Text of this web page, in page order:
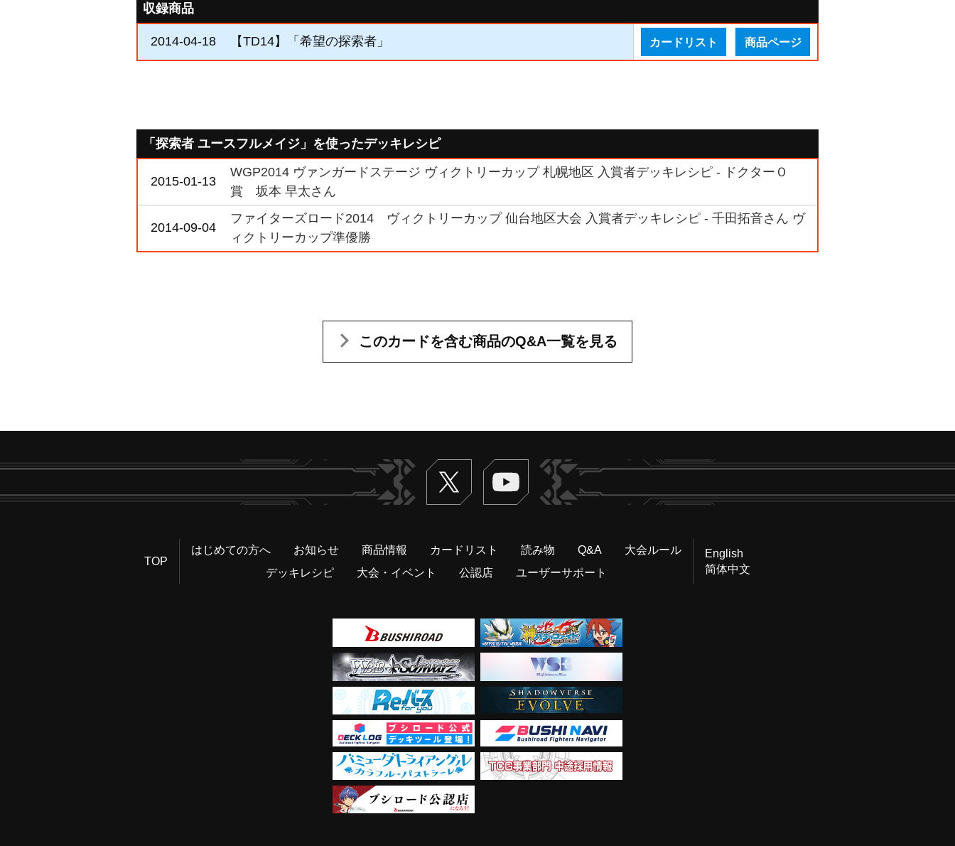
収録商品
2014-04-18 【TD14】「希望の探索者」 カードリスト 商品ページ
「探索者 ユースフルメイジ」を使ったデッキレシピ
2015-01-13
WGP2014 ヴァンガードステージ ヴィクトリーカップ 札幌地区 入賞者デッキレシピ - ドクターＯ
賞 坂本 早太さん
2014-09-04
ファイターズロード2014 ヴィクトリーカップ 仙台地区大会 入賞者デッキレシピ - 千田拓音さん ヴ
ィクトリーカップ準優勝
このカードを含む商品のQ&A一覧を見る
Twitter ヴァンガードch
TOP
はじめての方へ お知らせ 商品情報 カードリスト 読み物 Q&A
大会ルール
デッキレシピ
大会・イベント 公認店 ユーザーサポート
English
简体中文